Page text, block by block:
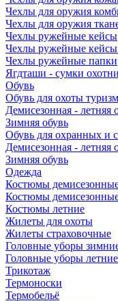
Чехлы для оружия
Чехлы для оружия
Чехлы ружейные кейсы
Чехлы ружейные
Чехлы ружейные папки
Ягдташи - сумки
Обувь
Обувь для охоты
Демисезонная - летняя
Зимняя обувь
Обувь для охранных и
Демисезонная - летняя
Зимняя обувь
Одежда
Костюмы
Костюмы
Костюмы летние
Жилеты для охоты
Жилеты страховочные
Головные уборы
Головные уборы летние
Трикотаж
Термоноски
Термобельё